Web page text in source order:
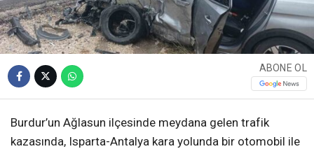
ABONE OL
Burdur’un Ağlasun ilçesinde meydana gelen trafik
kazasında, Isparta-Antalya kara yolunda bir otomobil ile